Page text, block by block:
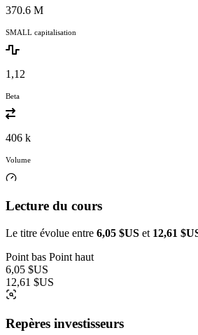
370.6 M
SMALL capitalisation
1,12
Beta
406 k
Volume
Lecture du cours
Le titre évolue entre 6,05 $US et 12,61
Point bas Point haut
6,05 $US
12,61 $US
Repères investisseurs